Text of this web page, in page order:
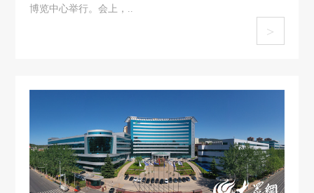
博览中心举行。会上，..
>